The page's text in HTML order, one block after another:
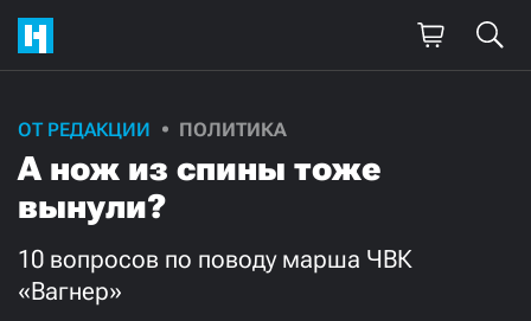
ОТ РЕДАКЦИИ ПОЛИТИКА
А нож из спины тоже
вынули?
10 вопросов по поводу марша ЧВК
«Вагнер»
Поддержите
нашу работу!
Ежемесячно
3000